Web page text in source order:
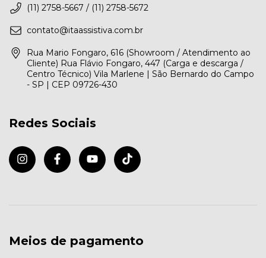
(11) 2758-5667 / (11) 2758-5672
contato@itaassistiva.com.br
Rua Mario Fongaro, 616 (Showroom / Atendimento ao
Cliente) Rua Flávio Fongaro, 447 (Carga e descarga /
Centro Técnico) Vila Marlene | São Bernardo do Campo
- SP | CEP 09726-430
Redes Sociais
Meios de pagamento